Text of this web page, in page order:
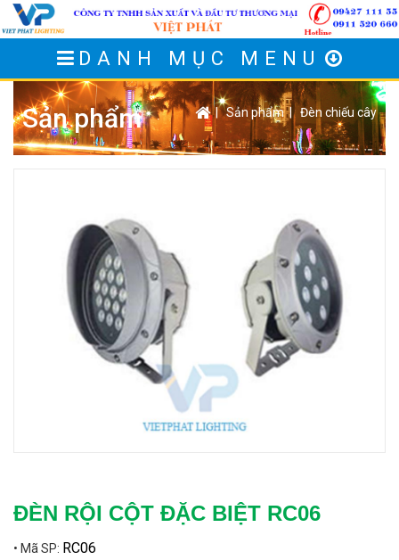
DANH MỤC MENU
Sản phẩm |Sản phẩm| Đèn chiếu cây
ĐÈN RỘI CỘT ĐẶC BIỆT RC06
• Mã SP: RC06